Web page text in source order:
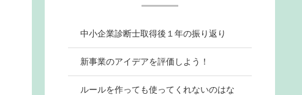
中小企業診断士取得後１年の振り返り
新事業のアイデアを評価しよう！
ルールを作っても使ってくれないのはな